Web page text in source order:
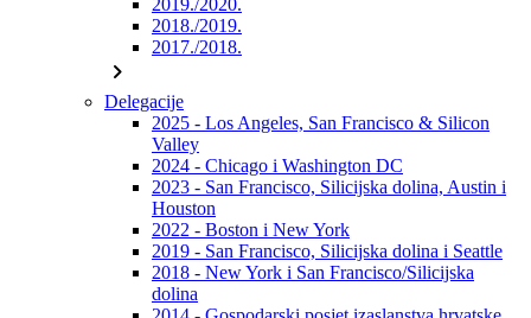
2018./2019.
2017./2018.
chevron_right
Delegacije
2025 - Los Angeles, San Francisco & Silicon
Valley
2024 - Chicago i Washington DC
2023 - San Francisco, Silicijska dolina, Austin i
Houston
2022 - Boston i New York
2019 - San Francisco, Silicijska dolina i Seattle
2018 - New York i San Francisco/Silicijska
dolina